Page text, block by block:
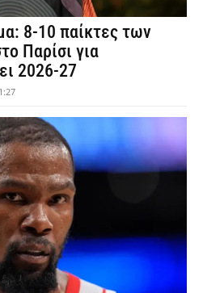
8-10 παίκτες των
Παρίσι για
2026-27